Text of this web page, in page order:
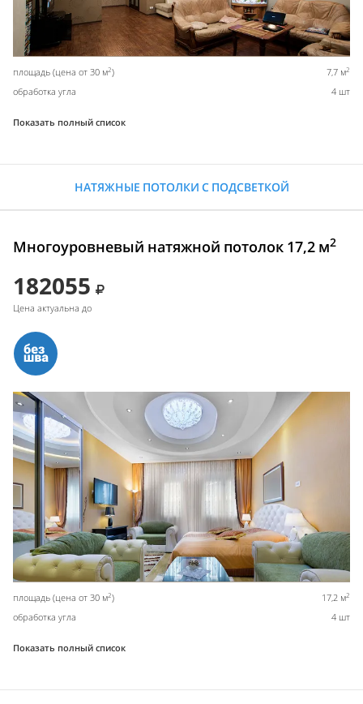
площадь (цена от 30 м2) 7,7 м2
обработка угла 4 шт
Показать полный список
НАТЯЖНЫЕ ПОТОЛКИ С ПОДСВЕТКОЙ
Многоуровневый натяжной потолок 17,2 м2
182055
Цена актуальна до
площадь (цена от 30 м2) 17,2 м2
обработка угла 4 шт
Показать полный список